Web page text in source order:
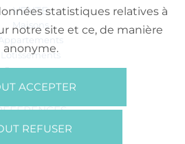
VENTE
Maisons
Lotissements
Commerces
Bureaux
SUR NOUS
statistiques relatives à
notre site et ce, de manière
anonyme.
ACCEPTER
REFUSER